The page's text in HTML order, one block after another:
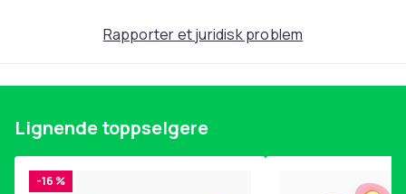
Rapporter et juridisk problem
Lignende toppselgere
-16 %